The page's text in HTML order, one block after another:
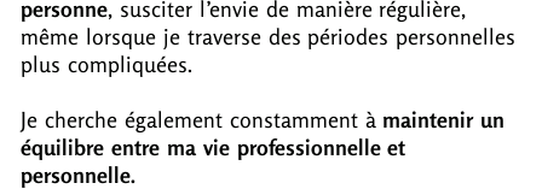
personne, susciter l’envie de manière régulière,
même lorsque je traverse des périodes personnelles
plus compliquées.
Je cherche également constamment à maintenir un
équilibre entre ma vie professionnelle et
personnelle.